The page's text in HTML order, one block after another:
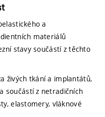
a
materiálů
stavy součástí z těchto
živých tkání a implantátů,
součástí z netradičních
elastomery, vláknové